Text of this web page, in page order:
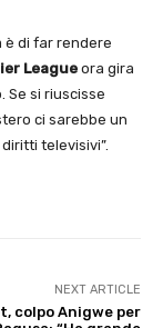
è di far rendere
Leagueora gira
Se si riuscisse
ci sarebbe un
televisivi”.
NEXT ARTICLE
colpo Anigwe per